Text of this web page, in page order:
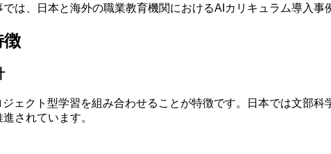
は、日本と海外の職業教育機関におけるAIカリキュラム導入事
徴
ェクト型学習を組み合わせることが特徴です。日本では文部
されています。